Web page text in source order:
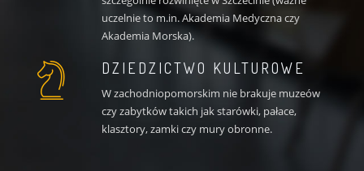
uczelnie to m.in. Akademia Medyczna czy
Akademia Morska).
DZIEDZICTWO KULTUROWE
W zachodniopomorskim nie brakuje muzeów
czy zabytków takich jak starówki, pałace,
klasztory, zamki czy mury obronne.